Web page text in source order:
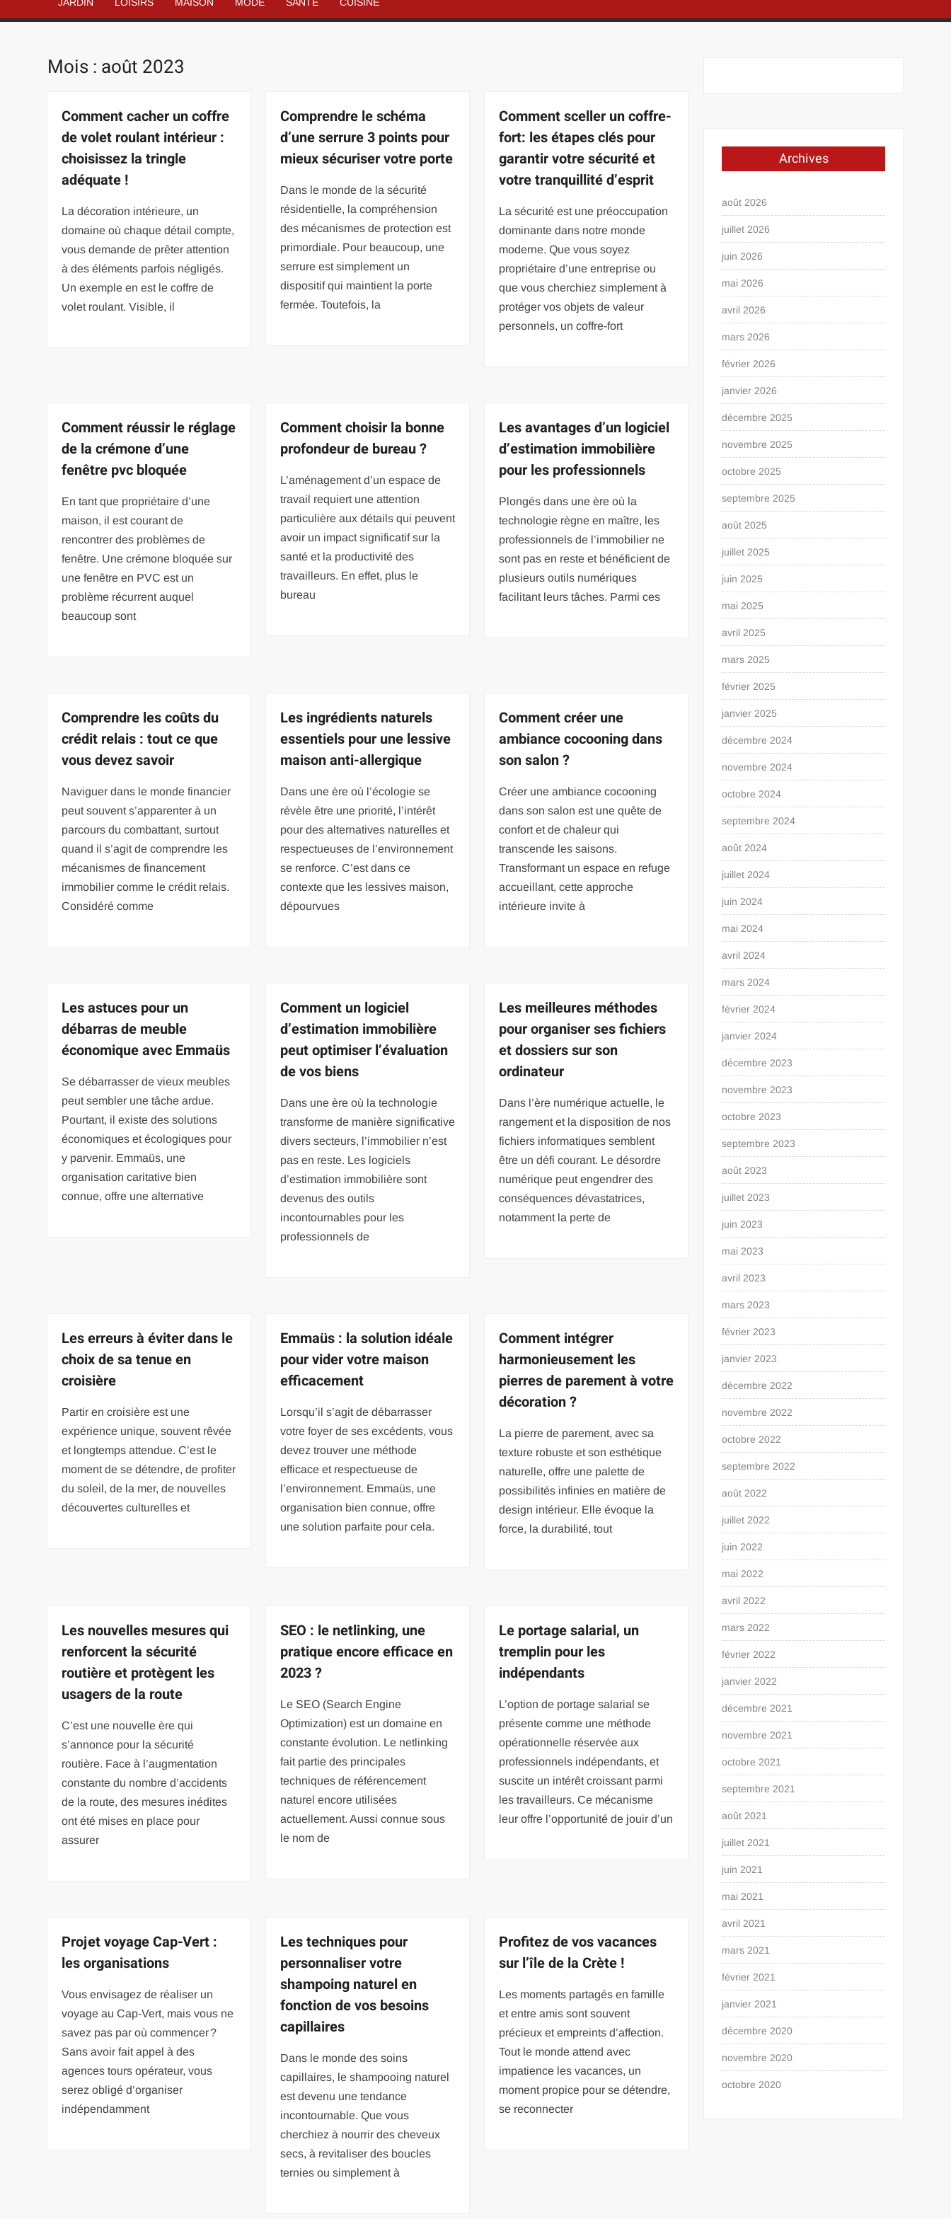
Mois : août 2023
Comment cacher un coffre
de volet roulant intérieur :
choisissez la tringle
adéquate !
La décoration intérieure, un
domaine où chaque détail compte,
vous demande de prêter attention
à des éléments parfois négligés.
Un exemple en est le coffre de
volet roulant. Visible, il
Comprendre le schéma
d’une serrure 3 points pour
mieux sécuriser votre porte
Dans le monde de la sécurité
résidentielle, la compréhension
des mécanismes de protection est
primordiale. Pour beaucoup, une
serrure est simplement un
dispositif qui maintient la porte
fermée. Toutefois, la
Comment sceller un coffre-
fort: les étapes clés pour
garantir votre sécurité et
votre tranquillité d’esprit
La sécurité est une préoccupation
dominante dans notre monde
moderne. Que vous soyez
propriétaire d’une entreprise ou
que vous cherchiez simplement à
protéger vos objets de valeur
personnels, un coffre-fort
Comment réussir le réglage
de la crémone d’une
fenêtre pvc bloquée
En tant que propriétaire d’une
maison, il est courant de
rencontrer des problèmes de
fenêtre. Une crémone bloquée sur
une fenêtre en PVC est un
problème récurrent auquel
beaucoup sont
Comment choisir la bonne
profondeur de bureau ?
L’aménagement d’un espace de
travail requiert une attention
particulière aux détails qui peuvent
avoir un impact significatif sur la
santé et la productivité des
travailleurs. En effet, plus le
bureau
Les avantages d’un logiciel
d’estimation immobilière
pour les professionnels
Plongés dans une ère où la
technologie règne en maître, les
professionnels de l’immobilier ne
sont pas en reste et bénéficient de
plusieurs outils numériques
facilitant leurs tâches. Parmi ces
Comprendre les coûts du
crédit relais : tout ce que
vous devez savoir
Naviguer dans le monde financier
peut souvent s’apparenter à un
parcours du combattant, surtout
quand il s’agit de comprendre les
mécanismes de financement
immobilier comme le crédit relais.
Considéré comme
Les ingrédients naturels
essentiels pour une lessive
maison anti-allergique
Dans une ère où l’écologie se
révèle être une priorité, l’intérêt
pour des alternatives naturelles et
respectueuses de l’environnement
se renforce. C’est dans ce
contexte que les lessives maison,
dépourvues
Comment créer une
ambiance cocooning dans
son salon ?
Créer une ambiance cocooning
dans son salon est une quête de
confort et de chaleur qui
transcende les saisons.
Transformant un espace en refuge
accueillant, cette approche
intérieure invite à
Les astuces pour un
débarras de meuble
économique avec Emmaüs
Se débarrasser de vieux meubles
peut sembler une tâche ardue.
Pourtant, il existe des solutions
économiques et écologiques pour
y parvenir. Emmaüs, une
organisation caritative bien
connue, offre une alternative
Comment un logiciel
d’estimation immobilière
peut optimiser l’évaluation
de vos biens
Dans une ère où la technologie
transforme de manière significative
divers secteurs, l’immobilier n’est
pas en reste. Les logiciels
d’estimation immobilière sont
devenus des outils
incontournables pour les
professionnels de
Les meilleures méthodes
pour organiser ses fichiers
et dossiers sur son
ordinateur
Dans l’ère numérique actuelle, le
rangement et la disposition de nos
fichiers informatiques semblent
être un défi courant. Le désordre
numérique peut engendrer des
conséquences dévastatrices,
notamment la perte de
Les erreurs à éviter dans le
choix de sa tenue en
croisière
Partir en croisière est une
expérience unique, souvent rêvée
et longtemps attendue. C’est le
moment de se détendre, de profiter
du soleil, de la mer, de nouvelles
découvertes culturelles et
Emmaüs : la solution idéale
pour vider votre maison
efficacement
Lorsqu’il s’agit de débarrasser
votre foyer de ses excédents, vous
devez trouver une méthode
efficace et respectueuse de
l’environnement. Emmaüs, une
organisation bien connue, offre
une solution parfaite pour cela.
Comment intégrer
harmonieusement les
pierres de parement à votre
décoration ?
La pierre de parement, avec sa
texture robuste et son esthétique
naturelle, offre une palette de
possibilités infinies en matière de
design intérieur. Elle évoque la
force, la durabilité, tout
Les nouvelles mesures qui
renforcent la sécurité
routière et protègent les
usagers de la route
C’est une nouvelle ère qui
s’annonce pour la sécurité
routière. Face à l’augmentation
constante du nombre d’accidents
de la route, des mesures inédites
ont été mises en place pour
assurer
SEO : le netlinking, une
pratique encore efficace en
2023 ?
Le SEO (Search Engine
Optimization) est un domaine en
constante évolution. Le netlinking
fait partie des principales
techniques de référencement
naturel encore utilisées
actuellement. Aussi connue sous
le nom de
Le portage salarial, un
tremplin pour les
indépendants
L’option de portage salarial se
présente comme une méthode
opérationnelle réservée aux
professionnels indépendants, et
suscite un intérêt croissant parmi
les travailleurs. Ce mécanisme
leur offre l’opportunité de jouir d’un
Projet voyage Cap-Vert :
les organisations
Vous envisagez de réaliser un
voyage au Cap-Vert, mais vous ne
savez pas par où commencer ?
Sans avoir fait appel à des
agences tours opérateur, vous
serez obligé d’organiser
indépendamment
Les techniques pour
personnaliser votre
shampoing naturel en
fonction de vos besoins
capillaires
Dans le monde des soins
capillaires, le shampooing naturel
est devenu une tendance
incontournable. Que vous
cherchiez à nourrir des cheveux
secs, à revitaliser des boucles
ternies ou simplement à
Profitez de vos vacances
sur l’île de la Crète !
Les moments partagés en famille
et entre amis sont souvent
précieux et empreints d’affection.
Tout le monde attend avec
impatience les vacances, un
moment propice pour se détendre,
se reconnecter
Archives
août 2026
juillet 2026
juin 2026
mai 2026
avril 2026
mars 2026
février 2026
janvier 2026
décembre 2025
novembre 2025
octobre 2025
septembre 2025
août 2025
juillet 2025
juin 2025
mai 2025
avril 2025
mars 2025
février 2025
janvier 2025
décembre 2024
novembre 2024
octobre 2024
septembre 2024
août 2024
juillet 2024
juin 2024
mai 2024
avril 2024
mars 2024
février 2024
janvier 2024
décembre 2023
novembre 2023
octobre 2023
septembre 2023
août 2023
juillet 2023
juin 2023
mai 2023
avril 2023
mars 2023
février 2023
janvier 2023
décembre 2022
novembre 2022
octobre 2022
septembre 2022
août 2022
juillet 2022
juin 2022
mai 2022
avril 2022
mars 2022
février 2022
janvier 2022
décembre 2021
novembre 2021
octobre 2021
septembre 2021
août 2021
juillet 2021
juin 2021
mai 2021
avril 2021
mars 2021
février 2021
janvier 2021
décembre 2020
novembre 2020
octobre 2020